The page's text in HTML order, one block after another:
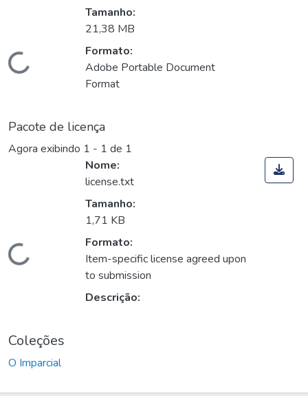
Carregando...
Tamanho:
21,38 MB
Formato:
Adobe Portable Document
Format
Pacote de licença
Agora exibindo 1 - 1 de 1
Carregando...
Nome:
license.txt
Tamanho:
1,71 KB
Formato:
Item-specific license agreed upon
to submission
Descrição:
Coleções
O Imparcial